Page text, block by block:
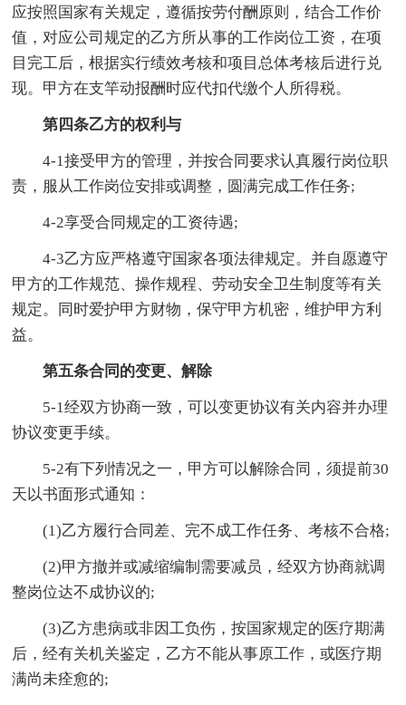
应按照国家有关规定，遵循按劳付酬原则，结合工作价
值，对应公司规定的乙方所从事的工作岗位工资，在项
目完工后，根据实行绩效考核和项目总体考核后进行兑
现。甲方在支竿动报酬时应代扣代缴个人所得税。
第四条乙方的权利与
4-1接受甲方的管理，并按合同要求认真履行岗位职
责，服从工作岗位安排或调整，圆满完成工作任务;
4-2享受合同规定的工资待遇;
4-3乙方应严格遵守国家各项法律规定。并自愿遵守
甲方的工作规范、操作规程、劳动安全卫生制度等有关
规定。同时爱护甲方财物，保守甲方机密，维护甲方利
益。
第五条合同的变更、解除
5-1经双方协商一致，可以变更协议有关内容并办理
协议变更手续。
5-2有下列情况之一，甲方可以解除合同，须提前30
天以书面形式通知：
(1)乙方履行合同差、完不成工作任务、考核不合格;
(2)甲方撤并或减缩编制需要减员，经双方协商就调
整岗位达不成协议的;
(3)乙方患病或非因工负伤，按国家规定的医疗期满
后，经有关机关鉴定，乙方不能从事原工作，或医疗期
满尚未痊愈的;